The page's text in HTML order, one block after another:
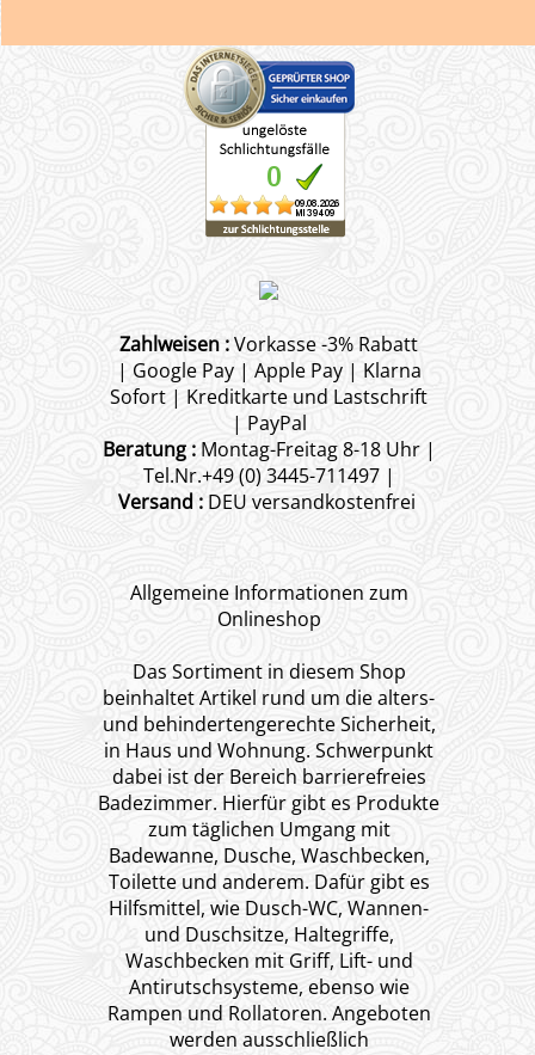
Zahlweisen :Vorkasse -3% Rabatt
| Google Pay | Apple Pay | Klarna
Sofort | Kreditkarte und Lastschrift
| PayPal
Beratung :Montag-Freitag 8-18 Uhr |
Tel.Nr.+49 (0) 3445-711497 |
Versand :DEU versandkostenfrei
Allgemeine Informationen zum
Onlineshop
Das Sortiment in diesem Shop
beinhaltet Artikel rund um die alters-
und behindertengerechte Sicherheit,
in Haus und Wohnung. Schwerpunkt
dabei ist der Bereich barrierefreies
Badezimmer. Hierfür gibt es Produkte
zum täglichen Umgang mit
Badewanne, Dusche, Waschbecken,
Toilette und anderem. Dafür gibt es
Hilfsmittel, wie Dusch-WC, Wannen-
und Duschsitze, Haltegriffe,
Waschbecken mit Griff, Lift- und
Antirutschsysteme, ebenso wie
Rampen und Rollatoren. Angeboten
werden ausschließlich